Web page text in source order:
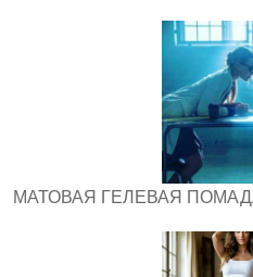
МАТОВАЯ ГЕЛЕВАЯ ПОМАДА